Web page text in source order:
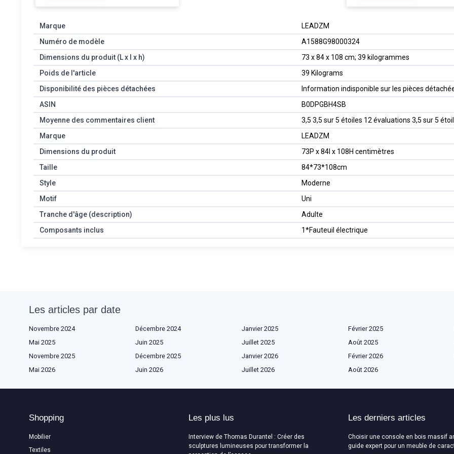
Marque
‎LEADZM
Numéro de modèle
‎A1588G98000324
Dimensions du produit (L x l x h)
‎73 x 84 x 108 cm; 39 kilogrammes
Poids de l'article
‎39 Kilograms
Disponibilité des pièces détachées
‎Information indisponible sur les pièces
ASIN
B0DPGBH4SB
Moyenne des commentaires client
3,5 3,5 sur 5 étoiles 12 évaluations 3,5 sur 5
Marque
LEADZM
Dimensions du produit
73P x 84l x 108H centimètres
Taille
84*73*108cm
Style
Moderne
Motif
Uni
Tranche d'âge (description)
Adulte
Composants inclus
1*Fauteuil électrique
Les articles par date
Novembre 2024 Décembre 2024 Janvier 2025 Février 2025
Mai 2025
Juin 2025 Juillet 2025 Août 2025
Novembre 2025
Décembre 2025 Janvier 2026 Février 2026
Mai 2026
Juin 2026 Juillet 2026 Août 2026
Shopping
Mobilier
Textiles
Les plus lus
Interview de Thomas Durantel : Créer des
sculptures lumineuses pour transformer la
Les derniers articles
Choisir une console en bois massif
guide expert pour un meuble de